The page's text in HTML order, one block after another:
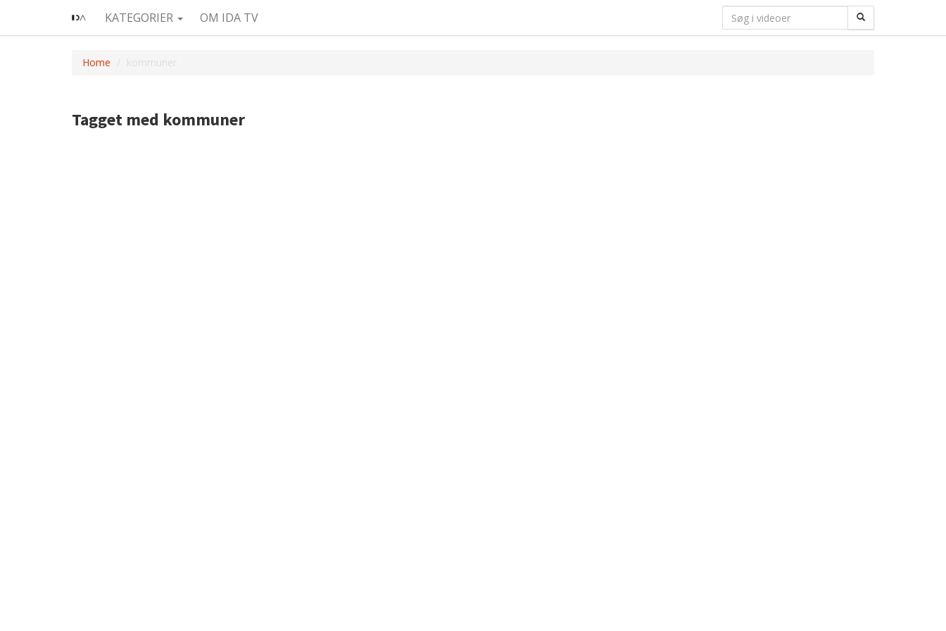
KATEGORIER OM IDA TV
Home kommuner
Tagget med kommuner